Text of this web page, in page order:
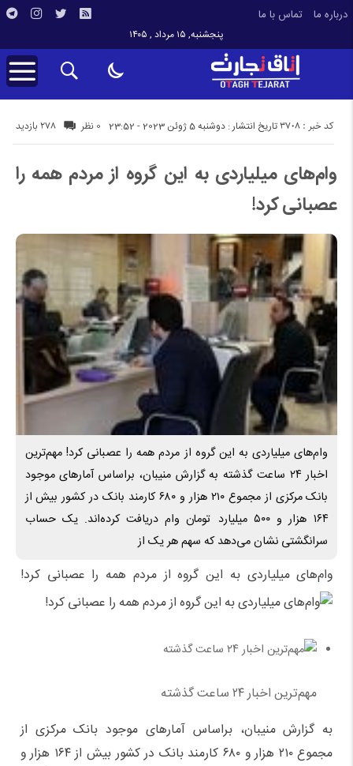
درباره ما تماس با ما
پنجشنبه, ۱۵ مرداد , ۱۴۰۵
تاریخ انتشار : دوشنبه 5 ژوئن 2023 - 23:52 278 بازدید کد خبر : 3708 0 نظر
وام‌های میلیاردی به این گروه از مردم همه را
عصبانی کرد!
وام‌های میلیاردی به این گروه از مردم همه را عصبانی کرد! مهم‌ترین
اخبار ۲۴ ساعت گذشته به گزارش منیبان، براساس آمارهای موجود
بانک مرکزی از مجموع ۲۱۰ هزار و ۶۸۰ کارمند بانک در کشور بیش از
۱۶۴ هزار و ۵۰۰ میلیارد تومان وام دریافت کرده‌اند. یک حساب
سرانگشتی نشان می‌دهد که سهم هر یک از
وام‌های میلیاردی به این گروه از مردم همه را عصبانی کرد!
مهم‌ترین اخبار ۲۴ ساعت گذشته
به گزارش منیبان، براساس آمارهای موجود بانک مرکزی از
مجموع ۲۱۰ هزار و ۶۸۰ کارمند بانک در کشور بیش از ۱۶۴ هزار و